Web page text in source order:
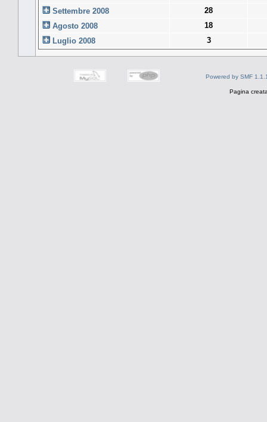
Settembre 2008
28
Agosto 2008
18
Luglio 2008
3
Powered by SMF
Pagina